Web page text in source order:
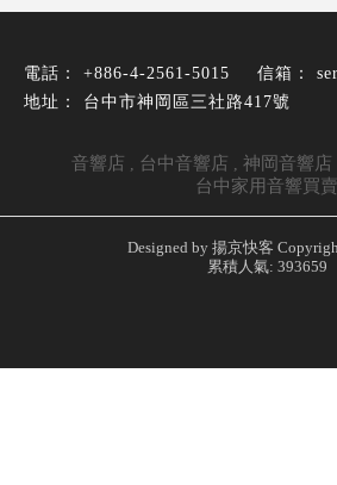
+886-4-2561-5015
台中市神岡區三社路417號
音響店 台中音響店 神岡音響店
台中家用音響買賣
Designed by 揚京快客
累積人氣: 393659